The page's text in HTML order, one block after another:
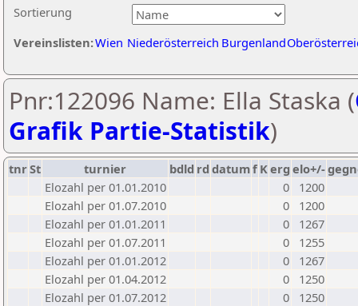
Sortierung
Vereinslisten:Wien Niederösterreich Burgenland
Pnr:122096 Name: Ella Staska (
Grafik Partie-Statistik)
tnrSt turnier bdld rd datumf Kerg elo+/-
Elozahl per 01.01.2010
0
1200
Elozahl per 01.07.2010
0
1200
Elozahl per 01.01.2011
0
1267
Elozahl per 01.07.2011
0
1255
Elozahl per 01.01.2012
0
1267
Elozahl per 01.04.2012
0
1250
Elozahl per 01.07.2012
0
1250